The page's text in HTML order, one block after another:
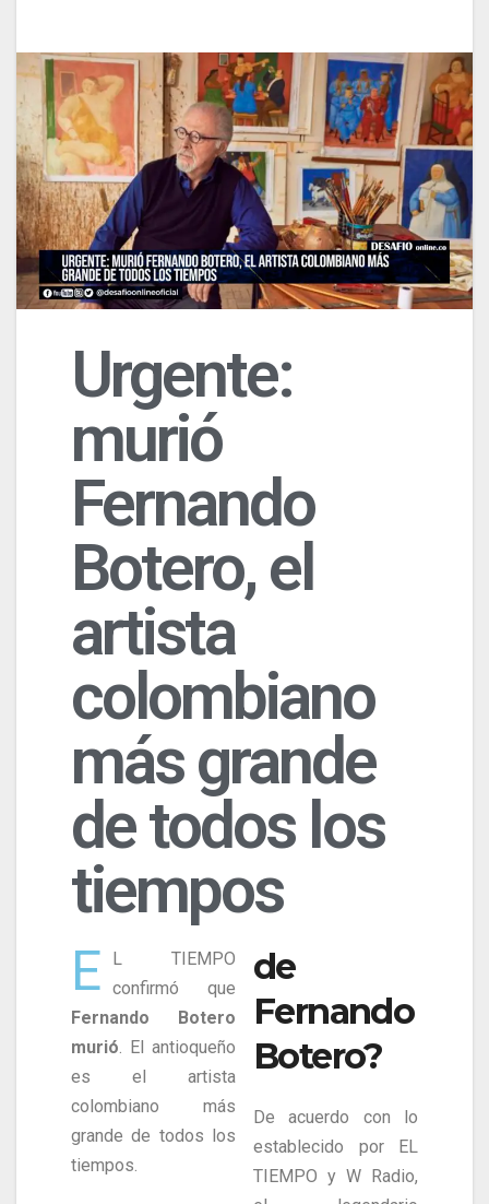
Urgente:
murió
Fernando
Botero, el
artista
colombiano
más grande
de todos los
tiempos
E
L TIEMPO
confirmó que
Fernando Botero
murió. El antioqueño
es el artista
colombiano más
grande de todos los
tiempos.
de
Fernando
Botero?
De acuerdo con lo
establecido por EL
TIEMPO y W Radio,